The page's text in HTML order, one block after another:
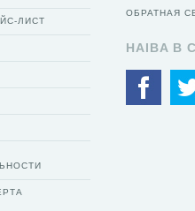
ЛИСТ
ОБРАТНАЯ
HAIBA В